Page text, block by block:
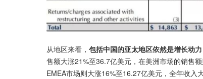
从地区来看， 包括中国的亚太地区依然是增长动力
售额大涨21%至36.7亿美元，在美洲市场的销售
EMEA市场则大涨16%至16.27亿美元，全年收入